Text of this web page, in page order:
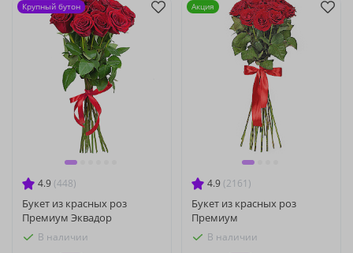
4.9 (448)
Букет из красных роз
Премиум Эквадор
В наличии
Крупный бутон
4.9 (2161)
Букет из красных роз
Премиум
В наличии
Акция